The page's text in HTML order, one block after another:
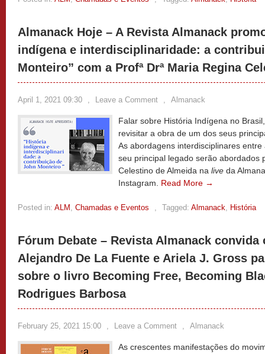
Almanack Hoje – A Revista Almanack
indígena e interdisciplinaridade: a
Monteiro” com a Profª Drª Maria Regina
April 1, 2021 09:30 , Leave a Comment , Almanack
Falar sobre História Indígena no
revisitar a obra de um dos seus
As abordagens interdisciplinares
seu principal legado serão abordados
Celestino de Almeida na live da
Instagram. Read More →
Posted in: ALM , Chamadas e Eventos , Tagged: Almanack, História
Fórum Debate – Revista Almanack convida
Alejandro De La Fuente e Ariela J. Gross
sobre o livro Becoming Free, Becoming
Rodrigues Barbosa
February 25, 2021 15:00 , Leave a Comment , Almanack
As crescentes manifestações do